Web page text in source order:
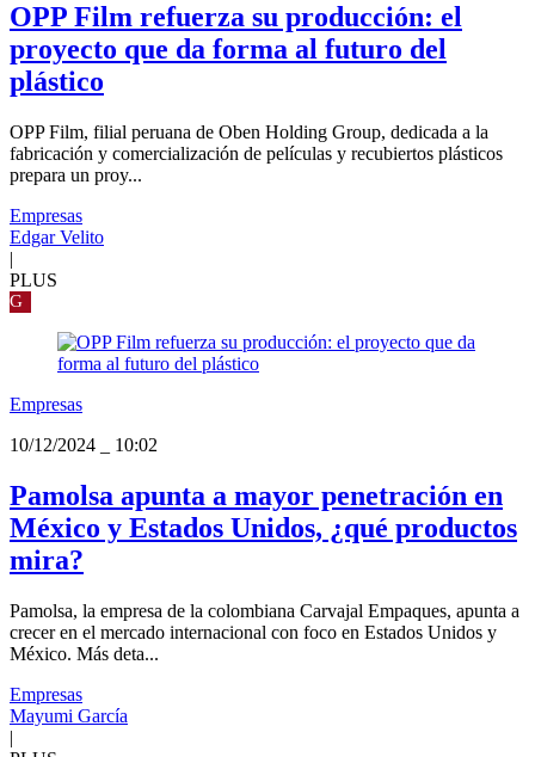
OPP Film refuerza su producción: el
proyecto que da forma al futuro del
plástico
OPP Film, filial peruana de Oben Holding Group, dedicada a la
fabricación y comercialización de películas y recubiertos plásticos
prepara un proy...
Empresas
Edgar Velito
|
PLUS
G
Empresas
10/12/2024
10:02
Pamolsa apunta a mayor penetración en
México y Estados Unidos, ¿qué productos
mira?
Pamolsa, la empresa de la colombiana Carvajal Empaques, apunta a
crecer en el mercado internacional con foco en Estados Unidos y
México. Más deta...
Empresas
Mayumi García
|